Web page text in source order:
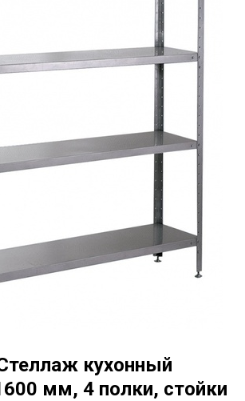
мм, 4 полки, стойки